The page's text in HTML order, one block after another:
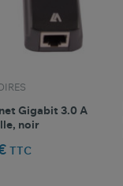
Gigabit 3.0 A
noir
TTC